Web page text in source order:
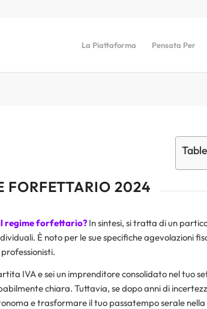
La Piattaforma Pensata Per
FORFETTARIO 2024
il regime forfettario?In sintesi, si tratta di un
È noto per le sue specifiche agevolazioni
IVA e sei un imprenditore consolidato nel tuo
chiara. Tuttavia, se dopo anni di
e trasformare il tuo passatempo serale